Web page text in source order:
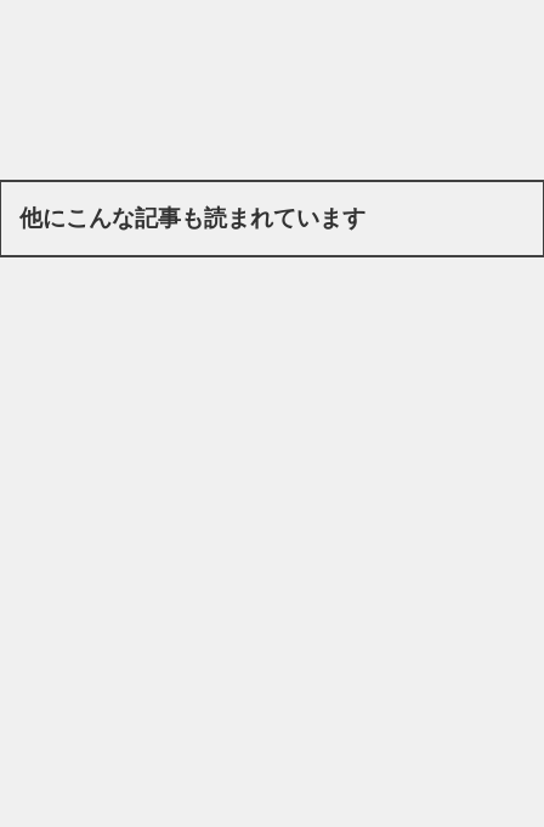
他にこんな記事も読まれています